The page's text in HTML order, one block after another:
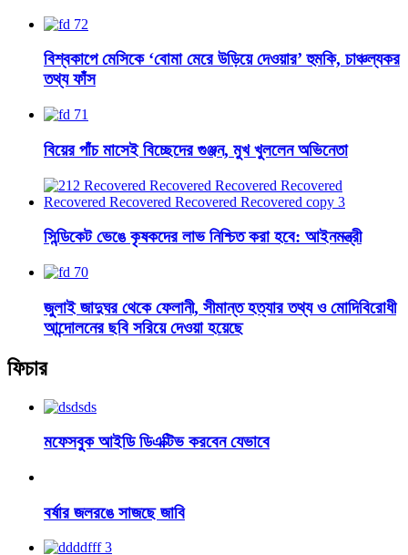
বিশ্বকাপে মেসিকে ‘বোমা মেরে উড়িয়ে দেওয়ার’ হুমকি, চাঞ্চল্যকর
তথ্য ফাঁস
বিয়ের পাঁচ মাসেই বিচ্ছেদের গুঞ্জন, মুখ খুললেন অভিনেতা
সিন্ডিকেট ভেঙে কৃষকদের লাভ নিশ্চিত করা হবে: আইনমন্ত্রী
জুলাই জাদুঘর থেকে ফেলানী, সীমান্ত হত্যার তথ্য ও মোদিবিরোধী
আন্দোলনের ছবি সরিয়ে দেওয়া হয়েছে
ফিচার
মফেসবুক আইডি ডিএক্টিভ করবেন যেভাবে
বর্ষার জলরঙে সাজছে জাবি